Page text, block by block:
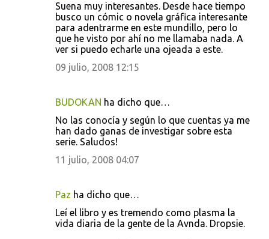
Suena muy interesantes. Desde hace tiempo
busco un cómic o novela gráfica interesante
para adentrarme en este mundillo, pero lo
que he visto por ahí no me llamaba nada. A
ver si puedo echarle una ojeada a este.
09 julio, 2008 12:15
BUDOKAN ha dicho que…
No las conocía y según lo que cuentas ya me
han dado ganas de investigar sobre esta
serie. Saludos!
11 julio, 2008 04:07
Paz ha dicho que…
Leí el libro y es tremendo como plasma la
vida diaria de la gente de la Avnda. Dropsie.